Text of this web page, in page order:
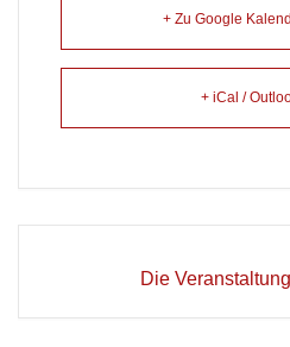
+ Zu Google
+ iCal /
Die